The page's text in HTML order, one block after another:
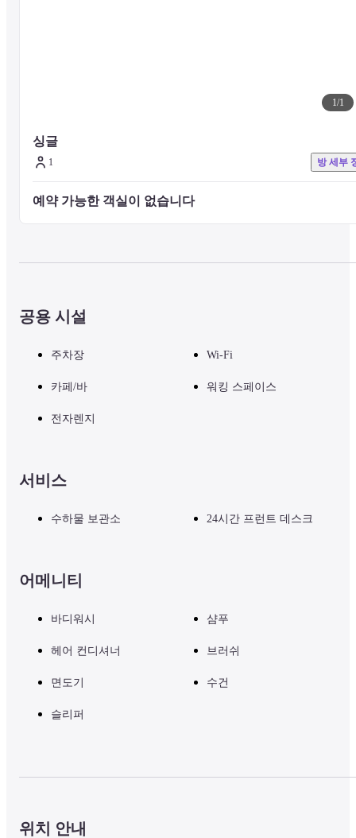
■ 주의사항
접 문의하시기 바랍니다.
1/1
싱글
1 방 세부
예약 가능한 객실이 없습니다
공용 시설
주차장 Wi-Fi
카페/바 워킹 스페이스
전자렌지
서비스
수하물 보관소 24시간 프런트 데스크
어메니티
바디워시 샴푸
헤어 컨디셔너 브러쉬
면도기 수건
슬리퍼
위치 안내